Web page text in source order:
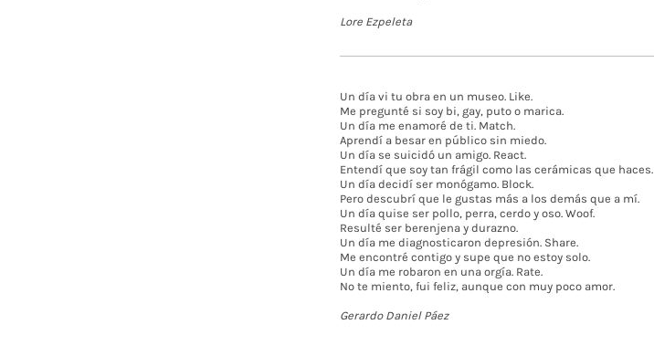
Lore Ezpeleta
Un día vi tu obra en un museo. Like.
Me pregunté si soy bi, gay, puto o marica.
Un día me enamoré de ti. Match.
Aprendí a besar en público sin miedo.
Un día se suicidó un amigo. React.
Entendí que soy tan frágil como las cerámicas que haces.
Un día decidí ser monógamo. Block.
Pero descubrí que le gustas más a los demás que a mí.
Un día quise ser pollo, perra, cerdo y oso. Woof.
Resulté ser berenjena y durazno.
Un día me diagnosticaron depresión. Share.
Me encontré contigo y supe que no estoy solo.
Un día me robaron en una orgía. Rate.
No te miento, fui feliz, aunque con muy poco amor.
Gerardo Daniel Páez